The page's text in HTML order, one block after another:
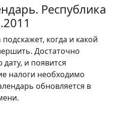
Республика
подскажет, когда и какой
Достаточно
и появится
налоги необходимо
обновляется в